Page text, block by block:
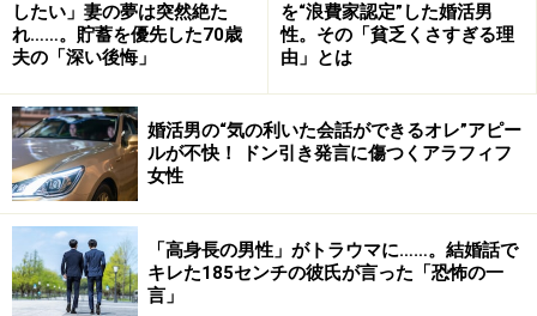
漫才コンビ・ナイツの師匠でもある内海桂子さんは、24
歳年下で実娘と同じ年齢の男性と69歳で事実婚、77歳の
ときに結婚式を挙げて婚姻届を出している。
フランスの著名な作家・マルグリット・デュラスが晩年
の16年間を一緒に過ごしたのは、デュラスの作品を愛す
る38歳年下の男性・ヤンだった。デュラスが亡くなった
あと、その一人息子といろいろ揉めたようだが、ヤンは
2014年に逝去。愛するデュラスと合葬されてモンパルナ
したい」妻の夢は突然絶た
れ……。貯蓄を優先した70歳
夫の「深い後悔」
を“浪費家認定”した婚活男
性。その「貧乏くさすぎる理
由」とは
婚活男の“気の利いた会話ができるオレ”アピー
ルが不快！ ドン引き発言に傷つくアラフィフ
女性
「高身長の男性」がトラウマに……。結婚話で
キレた185センチの彼氏が言った「恐怖の一
言」